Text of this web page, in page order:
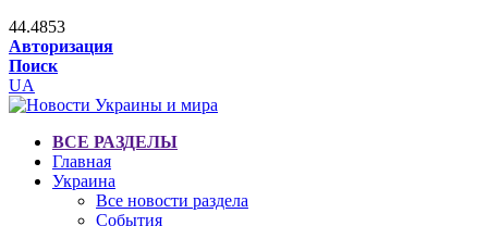
44.4853
Авторизация
Поиск
UA
ВСЕ РАЗДЕЛЫ
Главная
Украина
Все новости раздела
События